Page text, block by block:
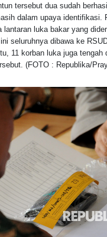
tersebut dua sudah
dalam upaya identifikasi.
lantaran luka bakar yang
seluruhnya dibawa ke
11 korban luka juga tengah
(FOTO : Republika/